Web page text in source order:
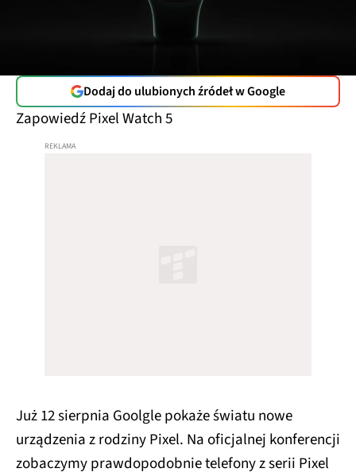
Dodaj do ulubionych źródeł w Google
Zapowiedź Pixel Watch 5
Już 12 sierpnia Goolgle pokaże światu nowe
urządzenia z rodziny Pixel. Na oficjalnej konferencji
zobaczymy prawdopodobnie telefony z serii Pixel